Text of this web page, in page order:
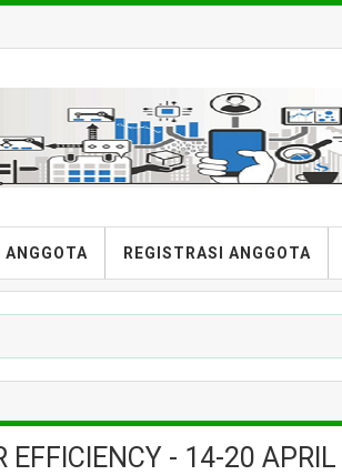
ANGGOTA REGISTRASI ANGGOTA
- 14-20 APRIL